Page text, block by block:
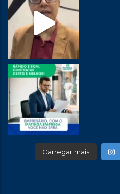
Carregar mais